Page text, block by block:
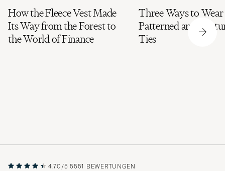
How the Fleece Vest Made
Its Way from the Forest to
the World of Finance
Three Ways to Wear
Patterned and
Ties
4.70/5 5551 BEWERTUNGEN